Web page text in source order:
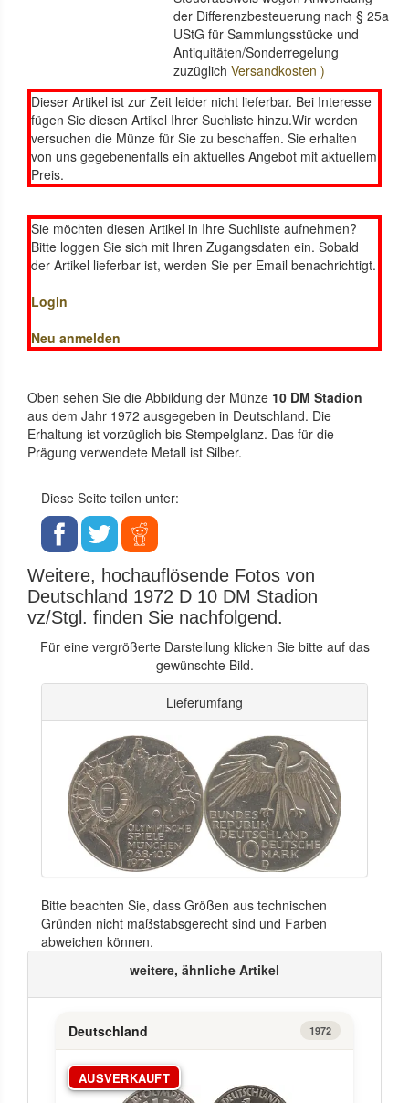
der Differenzbesteuerung nach § 25a
UStG für Sammlungsstücke und
Antiquitäten/Sonderregelung
zuzüglichVersandkosten )
Dieser Artikel ist zur Zeit leider nicht lieferbar. Bei Interesse
fügen Sie diesen Artikel Ihrer Suchliste hinzu.Wir werden
versuchen die Münze für Sie zu beschaffen. Sie erhalten
von uns gegebenenfalls ein aktuelles Angebot mit aktuellem
Preis.
Sie möchten diesen Artikel in Ihre Suchliste aufnehmen?
Bitte loggen Sie sich mit Ihren Zugangsdaten ein. Sobald
der Artikel lieferbar ist, werden Sie per Email benachrichtigt.
Login
Neu anmelden
Oben sehen Sie die Abbildung der Münze 10 DM Stadion
aus dem Jahr 1972 ausgegeben in Deutschland. Die
Erhaltung ist vorzüglich bis Stempelglanz. Das für die
Prägung verwendete Metall ist Silber.
Diese Seite teilen unter:
Weitere, hochauflösende Fotos von
Deutschland 1972 D 10 DM Stadion
vz/Stgl. finden Sie nachfolgend.
Für eine vergrößerte Darstellung klicken Sie bitte auf das
gewünschte Bild.
Lieferumfang
Bitte beachten Sie, dass Größen aus technischen
Gründen nicht maßstabsgerecht sind und Farben
abweichen können.
weitere, ähnliche Artikel
Deutschland 1972
AUSVERKAUFT